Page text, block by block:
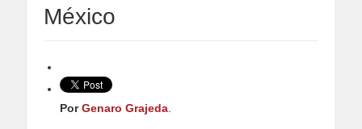
México
PorGenaro Grajeda